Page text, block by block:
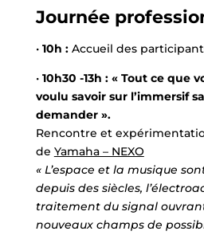
Journée
• 10h :Accueil des
• 10h30 -13h : « Tout ce que
voulu savoir sur l’immersif
demander ».
Rencontre et
de Yamaha – NEXO
« L’espace et la musique
depuis des siècles,
traitement du signal
nouveaux champs de